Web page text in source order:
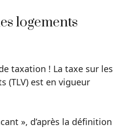
logements
taxation ! La taxe sur les
(TLV) est en vigueur
», d’après la définition